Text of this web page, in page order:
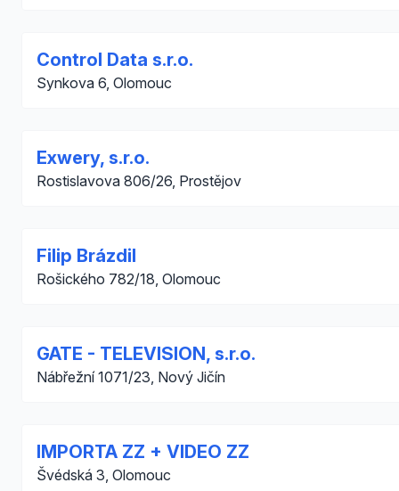
Control Data s.r.o.
Synkova 6, Olomouc
Exwery, s.r.o.
Rostislavova 806/26, Prostějov
Filip Brázdil
Rošického 782/18, Olomouc
GATE - TELEVISION, s.r.o.
Nábřežní 1071/23, Nový Jičín
IMPORTA ZZ + VIDEO ZZ
Švédská 3, Olomouc